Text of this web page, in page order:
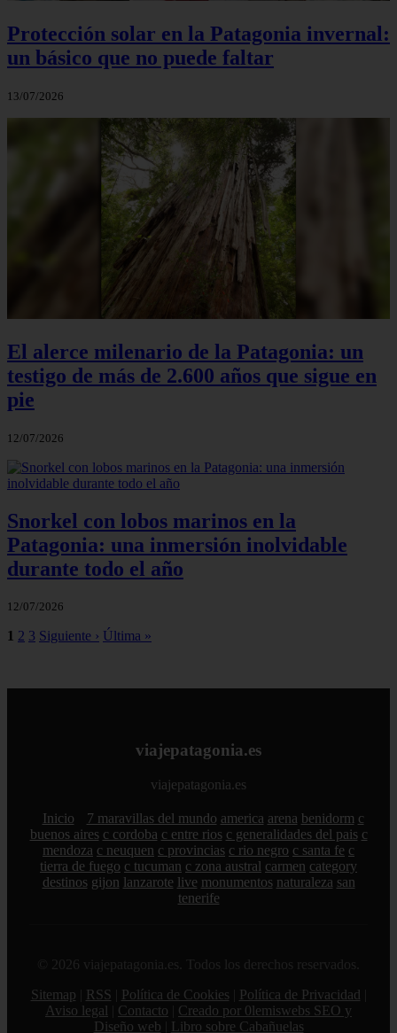
Protección solar en la Patagonia invernal:
un básico que no puede faltar
13/07/2026
El alerce milenario de la Patagonia: un
testigo de más de 2.600 años que sigue en
pie
12/07/2026
Snorkel con lobos marinos en la
Patagonia: una inmersión inolvidable
durante todo el año
12/07/2026
1 2 3 Siguiente › Última »
viajepatagonia.es
viajepatagonia.es
Inicio 7 maravillas del mundo america arena benidorm c
buenos aires c cordoba c entre rios c generalidades del pais c
mendoza c neuquen c provincias c rio negro c santa fe c
tierra de fuego c tucuman c zona austral carmen category
destinos gijon lanzarote live monumentos naturaleza san
tenerife
© 2026 viajepatagonia.es. Todos los derechos reservados.
Sitemap
RSS Política de Cookies Política de Privacidad
Aviso legal
Contacto
Creado por 0lemiswebs SEO y
Diseño web
Libro sobre Cabañuelas